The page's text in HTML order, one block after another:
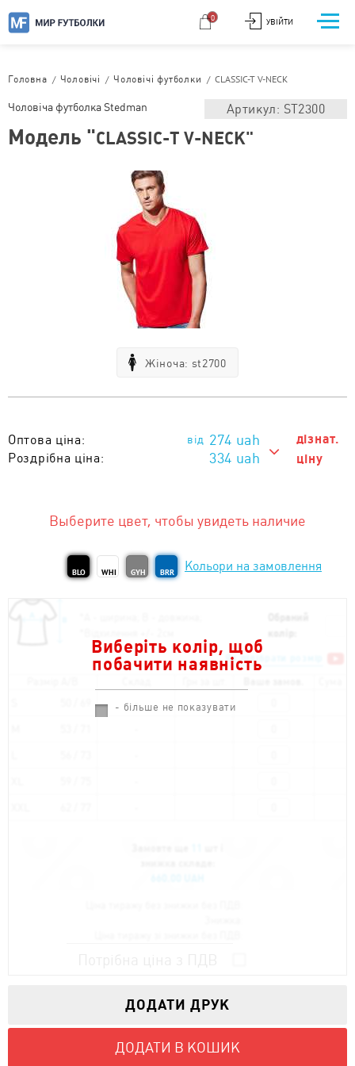
УВІЙТИ
0
Головна / Чоловічі / Чоловічі футболки / CLASSIC-T V-NECK
Жіноча: st2700
Оптова ціна: 274 uah
Роздрібна ціна: 334 uah
Тираж від 11 од. :
дізнат.
ціну
Выберите цвет, чтобы увидеть наличие
BLO WHI GYH BRR Кольори на замовлення
Виберіть колір, щоб
побачити наявність
- більше не показувати
Обраний
Як підібрати розмір
ДОДАТИ ДРУК
ДОДАТИ В КОШИК
Чоловіча футболка Stedman Артикул: ST2300
Модель "CLASSIC-T V-NECK"